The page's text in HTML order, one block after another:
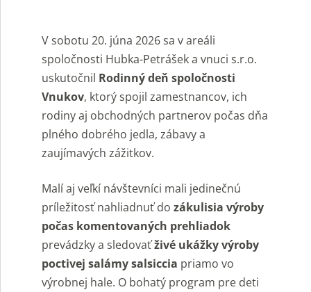
V sobotu 20. júna 2026 sa v areáli
spoločnosti Hubka-Petrášek a vnuci s.r.o.
uskutočnil Rodinný deň spoločnosti
Vnukov, ktorý spojil zamestnancov, ich
rodiny aj obchodných partnerov počas dňa
plného dobrého jedla, zábavy a
zaujímavých zážitkov.
Malí aj veľkí návštevníci mali jedinečnú
príležitosť nahliadnuť do zákulisia výroby
počas komentovaných prehliadok
prevádzky a sledovaťživé ukážky výroby
poctivej salámy salsiccia priamo vo
výrobnej hale. O bohatý program pre deti